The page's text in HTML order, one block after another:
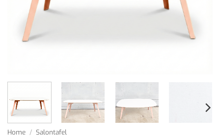
Home / Salontafel